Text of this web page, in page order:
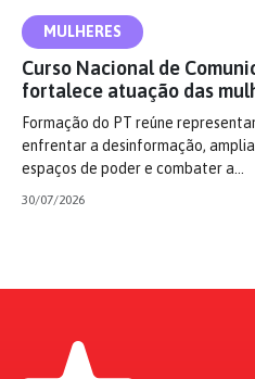
MULHERES
Curso Nacional de
fortalece atuação das
Formação do PT reúne
enfrentar a desinformação,
espaços de poder e combater a…
30/07/2026